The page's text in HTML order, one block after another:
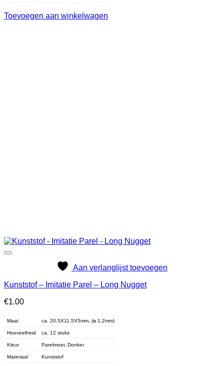
Toevoegen aan winkelwagen
Aan verlanglijst toevoegen
Kunststof – Imitatie Parel – Long Nugget
€1.00
Maat ca. 20,5X11,5X5mm, (ᴓ 1,2mm)
Hoeveelheid ca. 12 stuks
Kleur Parelmoer, Donker
Materiaal Kunststof